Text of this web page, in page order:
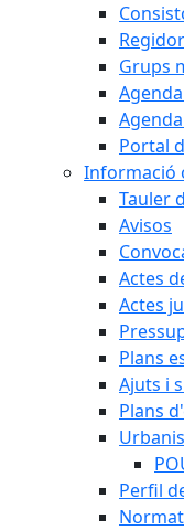
Grups
Portal
Informació
Tauler
Avisos
Actes
Actes
Plans
Ajuts i
Plans
Perfil